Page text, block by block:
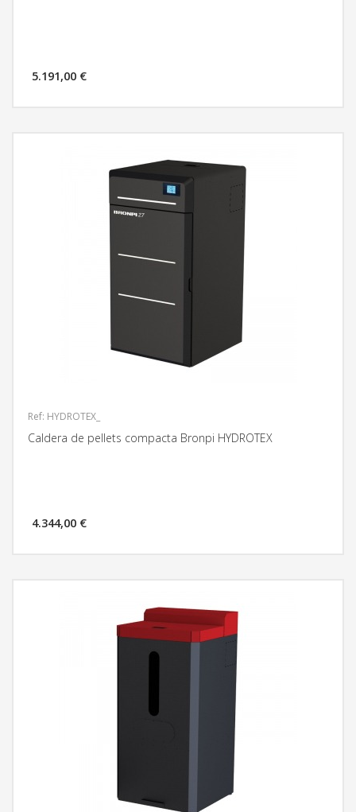
5.191,00 €
Ref: HYDROTEX_
Caldera de pellets compacta Bronpi HYDROTEX
4.344,00 €